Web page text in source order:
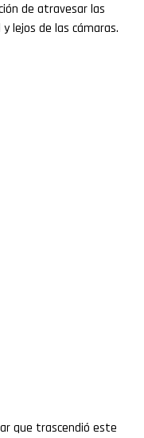
de atravesar las
lejos de las cámaras.
que trascendió este